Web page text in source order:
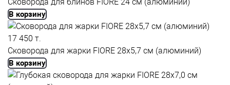
В корзину
17 450 т.
Сковорода для жарки FIORE 28x5,7 см (алюминий)
В корзину